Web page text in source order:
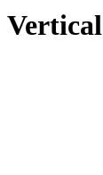
Vertical